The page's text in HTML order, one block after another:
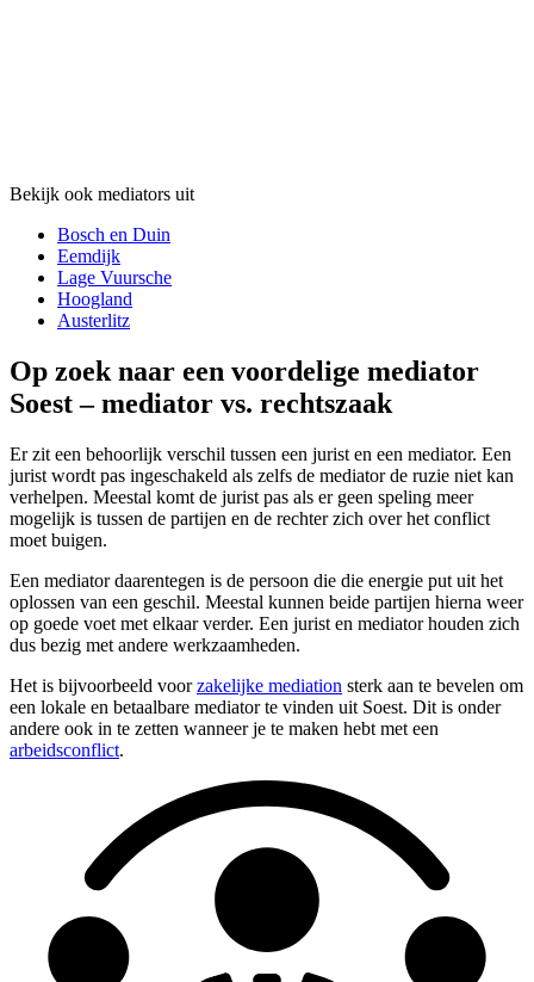
Bekijk ook mediators uit
Bosch en Duin
Eemdijk
Lage Vuursche
Hoogland
Austerlitz
Op zoek naar een voordelige mediator
Soest – mediator vs. rechtszaak
Er zit een behoorlijk verschil tussen een jurist en een mediator. Een
jurist wordt pas ingeschakeld als zelfs de mediator de ruzie niet kan
verhelpen. Meestal komt de jurist pas als er geen speling meer
mogelijk is tussen de partijen en de rechter zich over het conflict
moet buigen.
Een mediator daarentegen is de persoon die die energie put uit het
oplossen van een geschil. Meestal kunnen beide partijen hierna weer
op goede voet met elkaar verder. Een jurist en mediator houden zich
dus bezig met andere werkzaamheden.
Het is bijvoorbeeld voorzakelijke mediation sterk aan te bevelen om
een lokale en betaalbare mediator te vinden uit Soest. Dit is onder
andere ook in te zetten wanneer je te maken hebt met een
arbeidsconflict.